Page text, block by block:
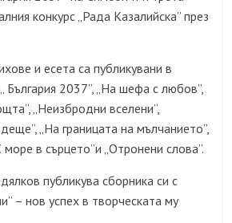
конкурс „Рада Казалийска” през
и есета са публикувани в
България 2037”, „На шефа с любов”,
„Неизбродни вселени”,
„На границата на мълчанието”,
море в сърцето”и „Отронени слова”.
публикува сборника си с
– нов успех в творческата му